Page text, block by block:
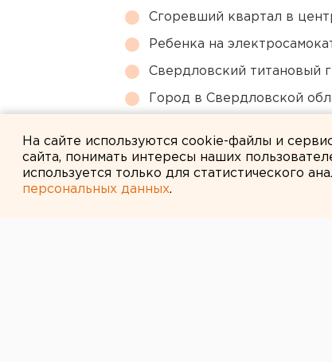
Сгоревший квартал в
Ребенка на
Свердловский титановый
Город в Свердловской
На сайте используются cookie-файлы и
сайта, понимать интересы наших
используется только для статистического
персональных данных.